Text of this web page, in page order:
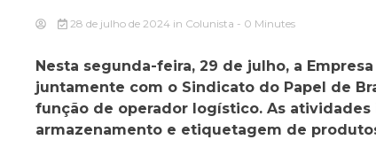
28 de julho de 2024 in Colunista - 0 Minutes
Nesta segunda-feira, 29 de julho, a
juntamente com o Sindicato do Papel de
função de operador logístico. As
armazenamento e etiquetagem de